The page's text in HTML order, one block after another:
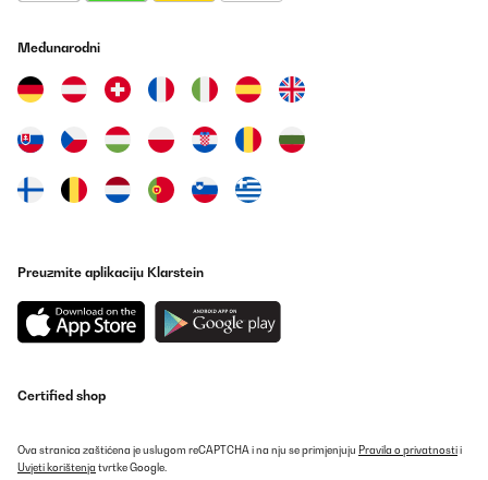
Međunarodni
Preuzmite aplikaciju Klarstein
Certified shop
Ova stranica zaštićena je uslugom reCAPTCHA i na nju se primjenjuju Pravila o privatnostii
Uvjeti korištenja tvrtke Google.